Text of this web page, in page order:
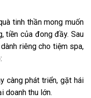
tinh thần mong muốn
tiền của đong đầy. Sau
riêng cho tiệm spa,
càng phát triển, gặt hái
doanh thu lớn.